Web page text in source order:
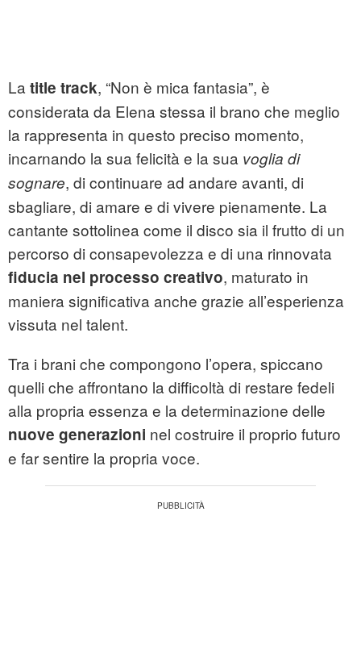
La title track, “Non è mica fantasia”, è
considerata da Elena stessa il brano che meglio
la rappresenta in questo preciso momento,
incarnando la sua felicità e la sua voglia di
sognare, di continuare ad andare avanti, di
sbagliare, di amare e di vivere pienamente. La
cantante sottolinea come il disco sia il frutto di un
percorso di consapevolezza e di una rinnovata
fiducia nel processo creativo, maturato in
maniera significativa anche grazie all’esperienza
vissuta nel talent.
Tra i brani che compongono l’opera, spiccano
quelli che affrontano la difficoltà di restare fedeli
alla propria essenza e la determinazione delle
nuove generazioni nel costruire il proprio futuro
e far sentire la propria voce.